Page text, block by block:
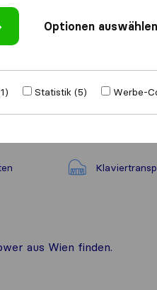
aus Wien finden.
Optionen auswählen
Statistik (5) Werbe-